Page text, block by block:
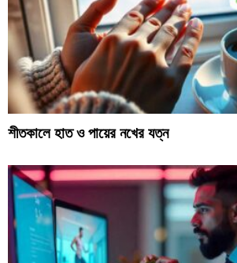
শীতকালে হাত ও পায়ের নখের যত্ন